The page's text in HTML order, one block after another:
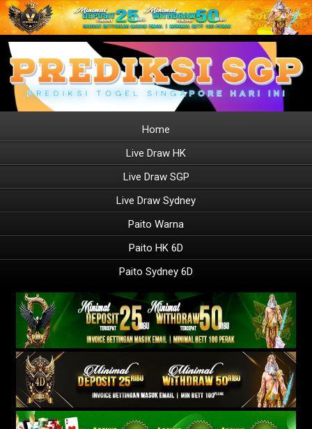
Home
Live Draw HK
Live Draw SGP
Live Draw Sydney
Paito Warna
Paito HK 6D
Paito Sydney 6D